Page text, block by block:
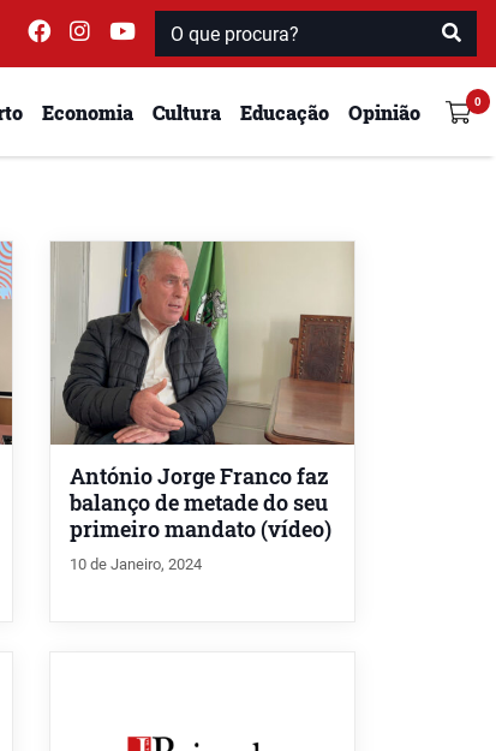
Economia Cultura Educação Opinião
António Jorge Franco faz
balanço de metade do seu
primeiro mandato (vídeo)
10 de Janeiro, 2024